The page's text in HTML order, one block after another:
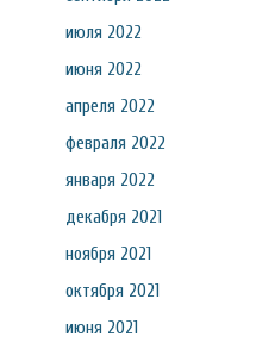
июля 2022
июня 2022
апреля 2022
февраля 2022
января 2022
декабря 2021
ноября 2021
октября 2021
июня 2021